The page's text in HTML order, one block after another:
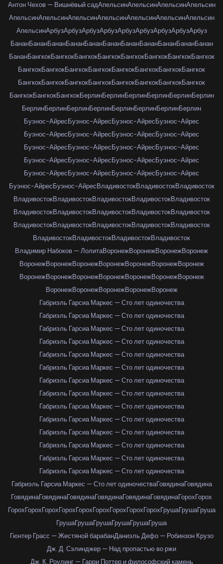
Антон Чехов — Вишнёвый садАпельсинАпельсинАпельсинАпельсин
АпельсинАпельсинАпельсинАпельсинАпельсинАпельсинАпельсин
АпельсинАрбузАрбузАрбузАрбузАрбузАрбузАрбузАрбузАрбуз
БананБананБананБананБананБананБананБананБананБананБанан
БананБангкокБангкокБангкокБангкокБангкокБангкокБангкокБангкок
БангкокБангкокБангкокБангкокБангкокБангкокБангкокБангкок
БангкокБангкокБангкокБангкокБангкокБангкокБангкокБангкок
БангкокБангкокБангкокБерлинБерлинБерлинБерлинБерлинБерлин
БерлинБерлинБерлинБерлинБерлинБерлинБерлинБерлин
Буэнос-АйресБуэнос-АйресБуэнос-АйресБуэнос-Айрес
Буэнос-АйресБуэнос-АйресБуэнос-АйресБуэнос-Айрес
Буэнос-АйресБуэнос-АйресБуэнос-АйресБуэнос-Айрес
Буэнос-АйресБуэнос-АйресБуэнос-АйресБуэнос-Айрес
Буэнос-АйресБуэнос-АйресБуэнос-АйресБуэнос-Айрес
Буэнос-АйресБуэнос-АйресВладивостокВладивостокВладивосток
ВладивостокВладивостокВладивостокВладивостокВладивосток
ВладивостокВладивостокВладивостокВладивостокВладивосток
ВладивостокВладивостокВладивостокВладивостокВладивосток
ВладивостокВладивостокВладивостокВладивосток
Владимир Набоков — ЛолитаВоронежВоронежВоронежВоронеж
ВоронежВоронежВоронежВоронежВоронежВоронежВоронеж
ВоронежВоронежВоронежВоронежВоронежВоронежВоронеж
ВоронежВоронежВоронежВоронежВоронеж
Габриэль Гарсиа Маркес — Сто лет одиночества
Габриэль Гарсиа Маркес — Сто лет одиночества
Габриэль Гарсиа Маркес — Сто лет одиночества
Габриэль Гарсиа Маркес — Сто лет одиночества
Габриэль Гарсиа Маркес — Сто лет одиночества
Габриэль Гарсиа Маркес — Сто лет одиночества
Габриэль Гарсиа Маркес — Сто лет одиночества
Габриэль Гарсиа Маркес — Сто лет одиночества
Габриэль Гарсиа Маркес — Сто лет одиночества
Габриэль Гарсиа Маркес — Сто лет одиночества
Габриэль Гарсиа Маркес — Сто лет одиночества
Габриэль Гарсиа Маркес — Сто лет одиночества
Габриэль Гарсиа Маркес — Сто лет одиночества
Габриэль Гарсиа Маркес — Сто лет одиночества
Габриэль Гарсиа Маркес — Сто лет одиночестваГовядинаГовядина
ГовядинаГовядинаГовядинаГовядинаГовядинаГовядинаГорохГорох
ГорохГорохГорохГорохГорохГорохГорохГорохГорохГрушаГрушаГруша
ГрушаГрушаГрушаГрушаГрушаГруша
Гюнтер Грасс — Жестяной барабанДаниэль Дефо — Робинзон Крузо
Дж. Д. Сэлинджер — Над пропастью во ржи
Дж. К. Роулинг — Гарри Поттер и философский камень